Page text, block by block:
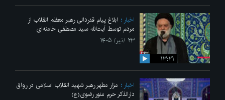
۱۳:۲۱
اخبار
ابلاغ پیام قدردانی رهبر معظم انقلاب از
مردم توسط آیت‌الله سید مصطفی خامنه‌ای
۲۳ /تیر/ ۱۴۰۵
اخبار
مزار مطهر رهبر شهید انقلاب اسلامی در رواق
دارالذکر حرم منور رضوی(ع)